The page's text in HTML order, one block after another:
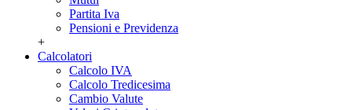
Partita Iva
Pensioni e Previdenza
+
Calcolatori
Calcolo IVA
Calcolo Tredicesima
Cambio Valute